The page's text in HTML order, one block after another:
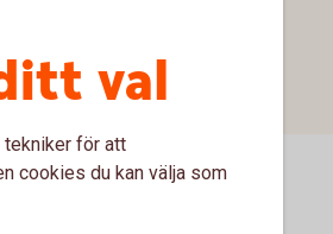
val
tekniker för att
cookies du kan välja som